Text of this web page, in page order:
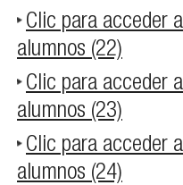
Clic para acceder
alumnos (22)
Clic para acceder
alumnos (23)
Clic para acceder
alumnos (24)